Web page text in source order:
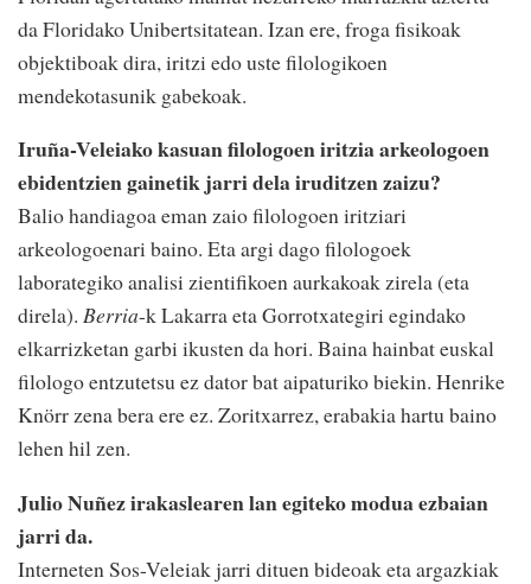
da Floridako Unibertsitatean. Izan ere, froga fisikoak
objektiboak dira, iritzi edo uste filologikoen
mendekotasunik gabekoak.
Iruña-Veleiako kasuan filologoen iritzia arkeologoen
ebidentzien gainetik jarri dela iruditzen zaizu?
Balio handiagoa eman zaio filologoen iritziari
arkeologoenari baino. Eta argi dago filologoek
laborategiko analisi zientifikoen aurkakoak zirela (eta
direla). Berria-k Lakarra eta Gorrotxategiri egindako
elkarrizketan garbi ikusten da hori. Baina hainbat euskal
filologo entzutetsu ez dator bat aipaturiko biekin. Henrike
Knörr zena bera ere ez. Zoritxarrez, erabakia hartu baino
lehen hil zen.
Julio Nuñez irakaslearen lan egiteko modua ezbaian
jarri da.
Interneten Sos-Veleiak jarri dituen bideoak eta argazkiak